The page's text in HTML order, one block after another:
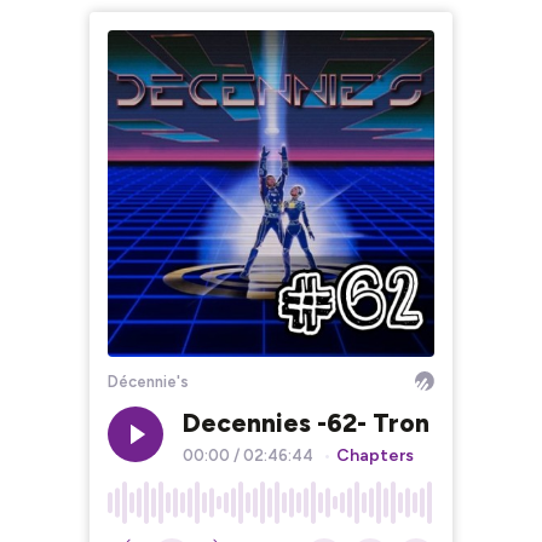
Décennie's
Decennies -62- Tron
00:00 / 02:46:44 Chapters